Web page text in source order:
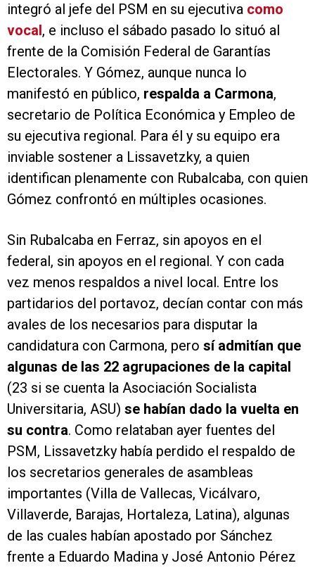
integró al jefe del PSM en su ejecutiva como
vocal, e incluso el sábado pasado lo situó al
frente de la Comisión Federal de Garantías
Electorales. Y Gómez, aunque nunca lo
manifestó en público, respalda a Carmona,
secretario de Política Económica y Empleo de
su ejecutiva regional. Para él y su equipo era
inviable sostener a Lissavetzky, a quien
identifican plenamente con Rubalcaba, con quien
Gómez confrontó en múltiples ocasiones.
Sin Rubalcaba en Ferraz, sin apoyos en el
federal, sin apoyos en el regional. Y con cada
vez menos respaldos a nivel local. Entre los
partidarios del portavoz, decían contar con más
avales de los necesarios para disputar la
candidatura con Carmona, pero sí admitían que
algunas de las 22 agrupaciones de la capital
(23 si se cuenta la Asociación Socialista
Universitaria, ASU) se habían dado la vuelta en
su contra. Como relataban ayer fuentes del
PSM, Lissavetzky había perdido el respaldo de
los secretarios generales de asambleas
importantes (Villa de Vallecas, Vicálvaro,
Villaverde, Barajas, Hortaleza, Latina), algunas
de las cuales habían apostado por Sánchez
frente a Eduardo Madina y José Antonio Pérez